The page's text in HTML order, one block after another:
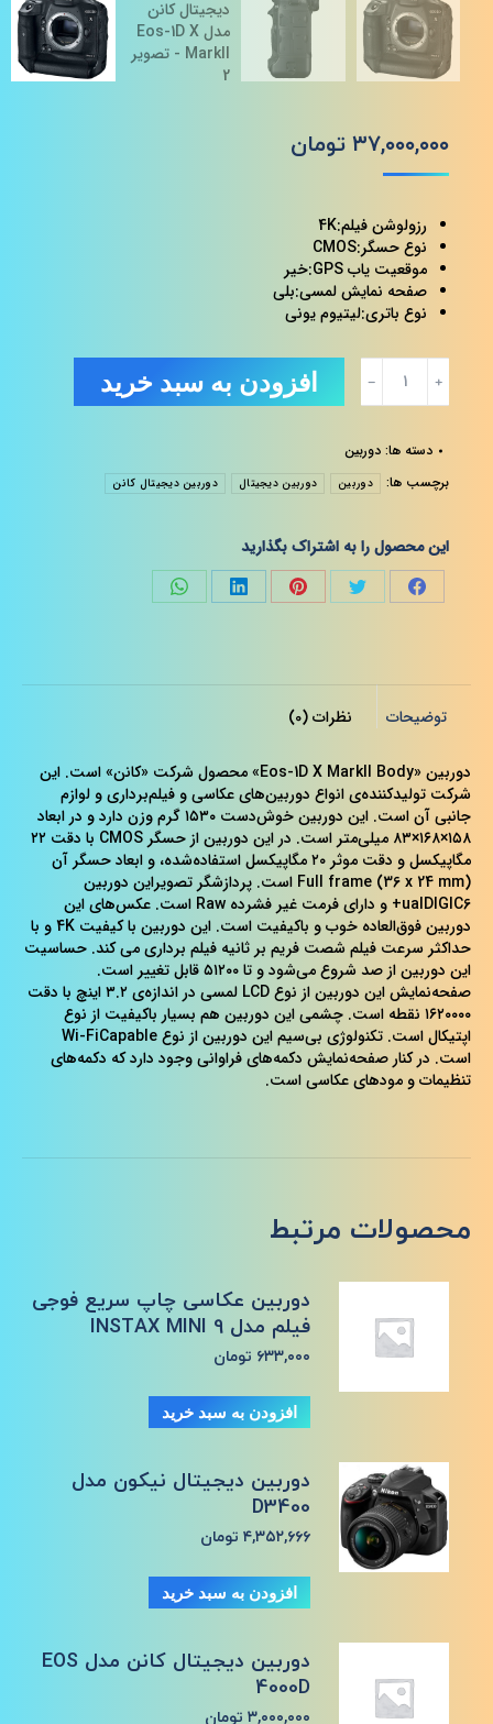
۳۷,۰۰۰,۰۰۰ تومان
رزولوشن فیلم:4K
نوع حسگر:CMOS
موقعیت یاب GPS:خیر
صفحه نمایش لمسی:بلی
نوع باتری:لیتیوم یونی
دیجیتال
کانن
Eos-
1D
عدد
افزودن به سبد خرید
دسته ها: دوربین
برچسب ها:
دوربین دوربین دیجیتال دوربین دیجیتال کانن
این محصول را به اشتراک بگذارید
Share
Share
Share
Share
توضیحات نظرات (0)
دوربین «‌Eos-1D X MarkII Body‌» محصول شرکت «کانن» است. این
شرکت تولیدکننده‌ی انواع دوربین‌های عکاسی و فیلم‌برداری و لوازم
جانبی آن است. این دوربین خوش‌دست ۱۵۳۰ گرم وزن دارد و در ابعاد
۱۵۸×۱۶۸×۸۳ میلی‌متر است. در این دوربین از حسگر CMOS‌ با دقت ۲۲
مگاپیکسل و دقت موثر ۲۰ مگاپیکسل استفاده‌شده، و ابعاد حسگر آن‌
Full frame (36 x 24 mm) است. پردازشگر تصویراین دوربین
ualDIGIC6+‌ و دارای فرمت غیر فشرده‌ Raw‌ است. عکس‌های این
دوربین فوق‌العاده خوب و با‌کیفیت است. این دوربین با کیفیت 4K‌ و با
حداکثر سرعت فیلم شصت فریم بر ثانیه فیلم برداری می کند. حساسیت
این دوربین از صد شروع می‌شود و تا ۵۱۲۰۰ قابل تغییر است.
صفحه‌نمایش این دوربین از نوع LCD‌ لمسی در اندازه‌ی ۳.۲ اینچ با دقت
۱۶۲۰۰۰۰ نقطه است. چشمی این دوربین هم بسیار با‌کیفیت از نوع
است. در کنار صفحه‌نمایش دکمه‌های فراوانی وجود دارد که دکمه‌های
تنظیمات و مودهای عکاسی است.
محصولات مرتبط
دوربین عکاسی چاپ سریع فوجی
فیلم مدل INSTAX MINI 9
۶۳۳,۰۰۰ تومان
افزودن به سبد خرید
دوربین دیجیتال نیکون مدل
D3400
۴,۳۵۲,۶۶۶ تومان
افزودن به سبد خرید
دوربین دیجیتال کانن مدل EOS
4000D
۳,۰۰۰,۰۰۰ تومان